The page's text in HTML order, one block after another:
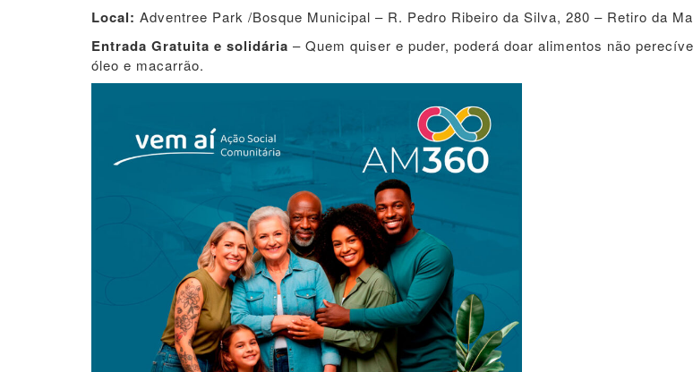
Local: Adventree Park /Bosque Municipal – R. Pedro Ribeiro da Silva, 280 – Retiro da
Entrada Gratuita e solidária – Quem quiser e puder, poderá doar alimentos não
óleo e macarrão.